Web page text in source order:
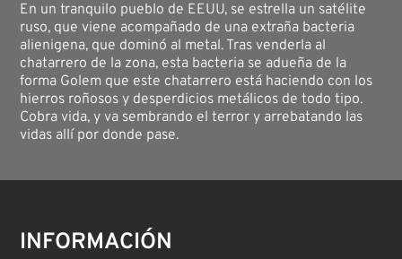
En un tranquilo pueblo de EEUU, se estrella un satélite
ruso, que viene acompañado de una extraña bacteria
alienigena, que dominó al metal. Tras venderla al
chatarrero de la zona, esta bacteria se adueña de la
forma Golem que este chatarrero está haciendo con los
hierros roñosos y desperdicios metálicos de todo tipo.
Cobra vida, y va sembrando el terror y arrebatando las
vidas allí por donde pase.
INFORMACIÓN